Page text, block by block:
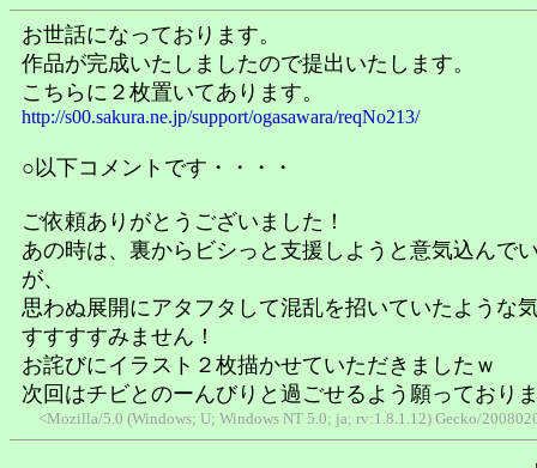
お世話になっております。
作品が完成いたしましたので提出いたします。
こちらに２枚置いてあります。
http://s00.sakura.ne.jp/support/ogasawara/reqNo213/
○以下コメントです・・・・
ご依頼ありがとうございました！
あの時は、裏からビシっと支援しようと意気込んで
が、
思わぬ展開にアタフタして混乱を招いていたような
すすすすみません！
お詫びにイラスト２枚描かせていただきましたｗ
次回はチビとのーんびりと過ごせるよう願っており
<Mozilla/5.0 (Windows; U; Windows NT 5.0; ja; rv:1.8.1.12) Gecko/